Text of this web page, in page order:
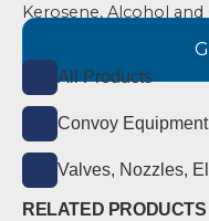
Kerosene, Alcohol and
All Products
Convoy Equipment
Valves, Nozzles,
RELATED PRODUCTS